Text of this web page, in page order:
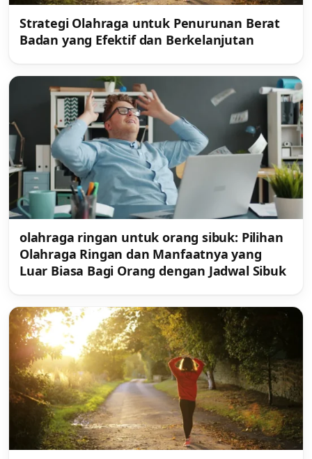
Strategi Olahraga untuk Penurunan Berat
Badan yang Efektif dan Berkelanjutan
olahraga ringan untuk orang sibuk: Pilihan
Olahraga Ringan dan Manfaatnya yang
Luar Biasa Bagi Orang dengan Jadwal Sibuk